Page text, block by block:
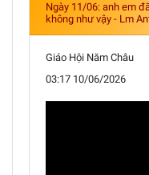
Ngày 11/06: anh em
không như vậy - Lm
Giáo Hội Năm Châu
03:17 10/06/2026